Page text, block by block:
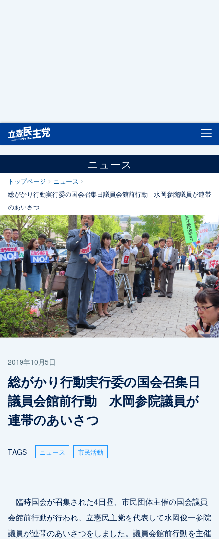
ニュース
トップページ
ニュース
総がかり行動実行委の国会召集日議員会館前行動 水岡参院議員が連帯
のあいさつ
2019年10月5日
総がかり行動実行委の国会召集日
議員会館前行動 水岡参院議員が
連帯のあいさつ
TAGS ニュース 市民活動
臨時国会が召集された4日昼、市民団体主催の国会議員
会館前行動が行われ、立憲民主党を代表して水岡俊一参院
議員が連帯のあいさつをしました。議員会館前行動を主催